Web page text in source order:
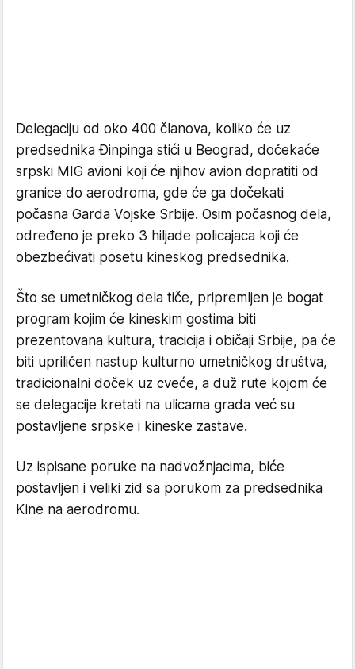
Delegaciju od oko 400 članova, koliko će uz
predsednika Đinpinga stići u Beograd, dočekaće
srpski MIG avioni koji će njihov avion dopratiti od
granice do aerodroma, gde će ga dočekati
počasna Garda Vojske Srbije. Osim počasnog dela,
određeno je preko 3 hiljade policajaca koji će
obezbećivati posetu kineskog predsednika.
Što se umetničkog dela tiče, pripremljen je bogat
program kojim će kineskim gostima biti
prezentovana kultura, tracicija i običaji Srbije, pa će
biti upriličen nastup kulturno umetničkog društva,
tradicionalni doček uz cveće, a duž rute kojom će
se delegacije kretati na ulicama grada već su
postavljene srpske i kineske zastave.
Uz ispisane poruke na nadvožnjacima, biće
postavljen i veliki zid sa porukom za predsednika
Kine na aerodromu.